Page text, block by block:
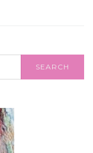
SEARCH